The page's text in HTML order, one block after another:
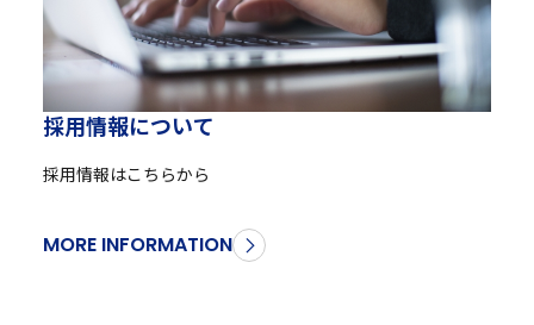
採用情報について
採用情報はこちらから
MORE INFORMATION